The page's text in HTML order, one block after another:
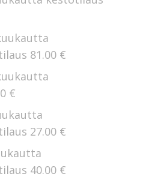
81.00 €
€
27.00 €
40.00 €